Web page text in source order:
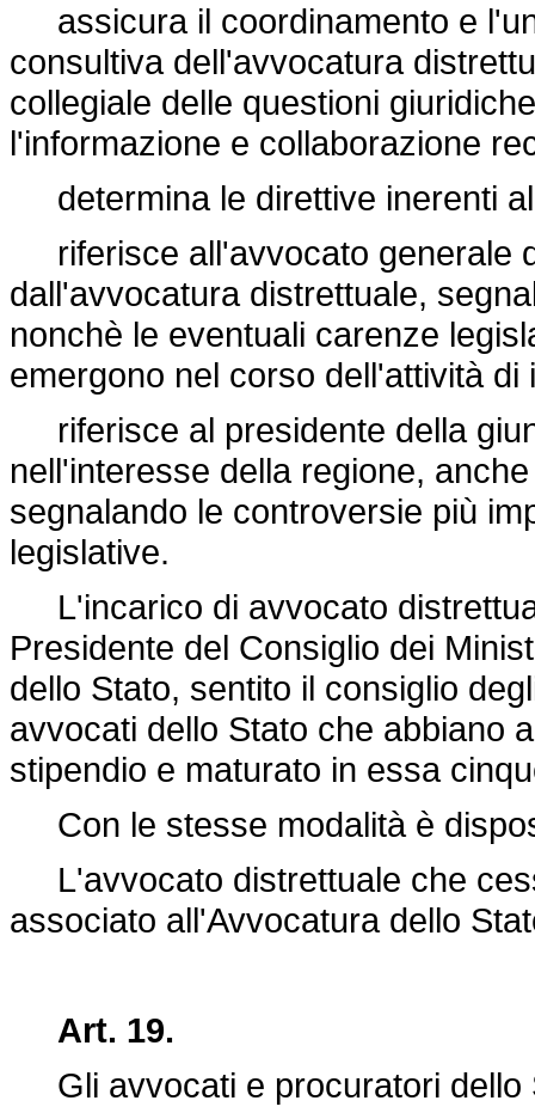
assicura il coordinamento e
consultiva dell'avvocatura
collegiale delle questioni
l'informazione e collaborazione
determina le direttive inerenti
riferisce all'avvocato generale
dall'avvocatura distrettuale,
nonchè le eventuali carenze
emergono nel corso dell'attività di
riferisce al presidente della
nell'interesse della regione,
segnalando le controversie più
legislative.
L'incarico di avvocato
Presidente del Consiglio dei
dello Stato, sentito il consiglio
avvocati dello Stato che abbiano
stipendio e maturato in essa
Con le stesse modalità è
L'avvocato distrettuale che
associato all'Avvocatura dello
Art. 19.
Gli avvocati e procuratori dello